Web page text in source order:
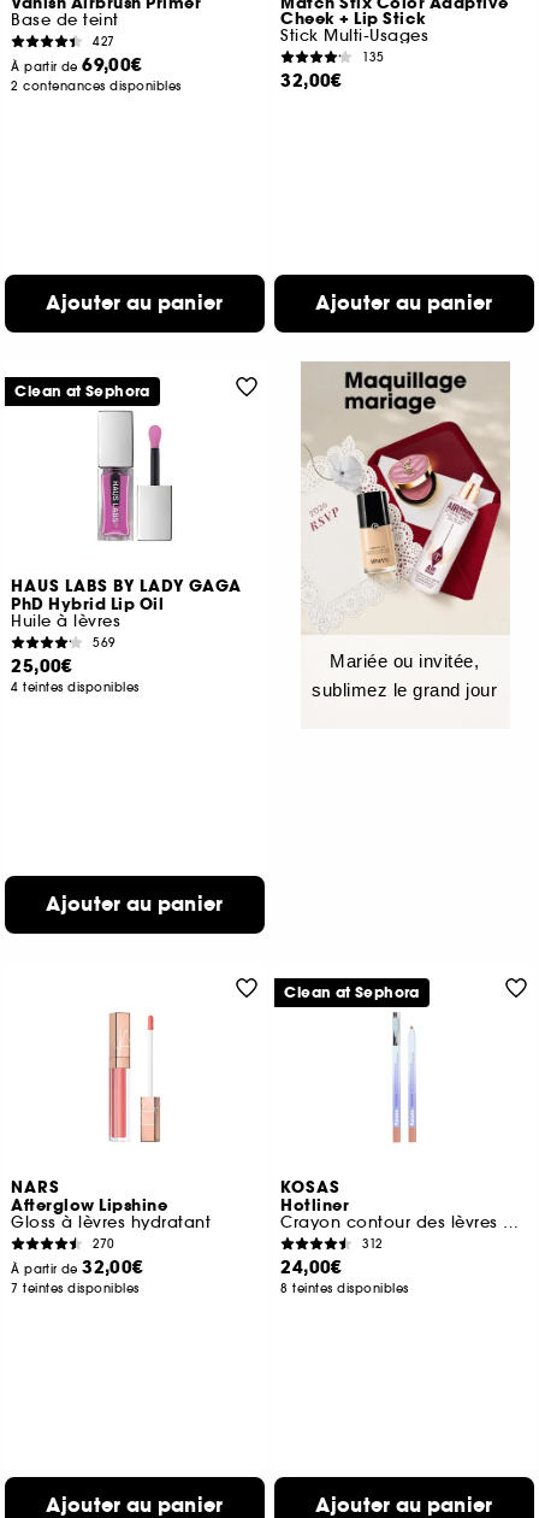
Base de teint
427
À partir de69,00€
2 contenances disponibles
Ajouter au panier
Cheek + Lip Stick
Stick Multi-Usages
135
32,00€
Ajouter au panier
HAUS LABS BY LADY GAGA
PhD Hybrid Lip Oil
Huile à lèvres
569
25,00€
4 teintes disponibles
Ajouter au panier
Clean at Sephora
Mariée ou invitée,
sublimez le grand jour
NARS
Afterglow Lipshine
Gloss à lèvres hydratant
270
À partir de32,00€
7 teintes disponibles
Ajouter au panier
KOSAS
Hotliner
Crayon contour des lèvres à l'acide hyaluronique
312
24,00€
8 teintes disponibles
Ajouter au panier
Clean at Sephora